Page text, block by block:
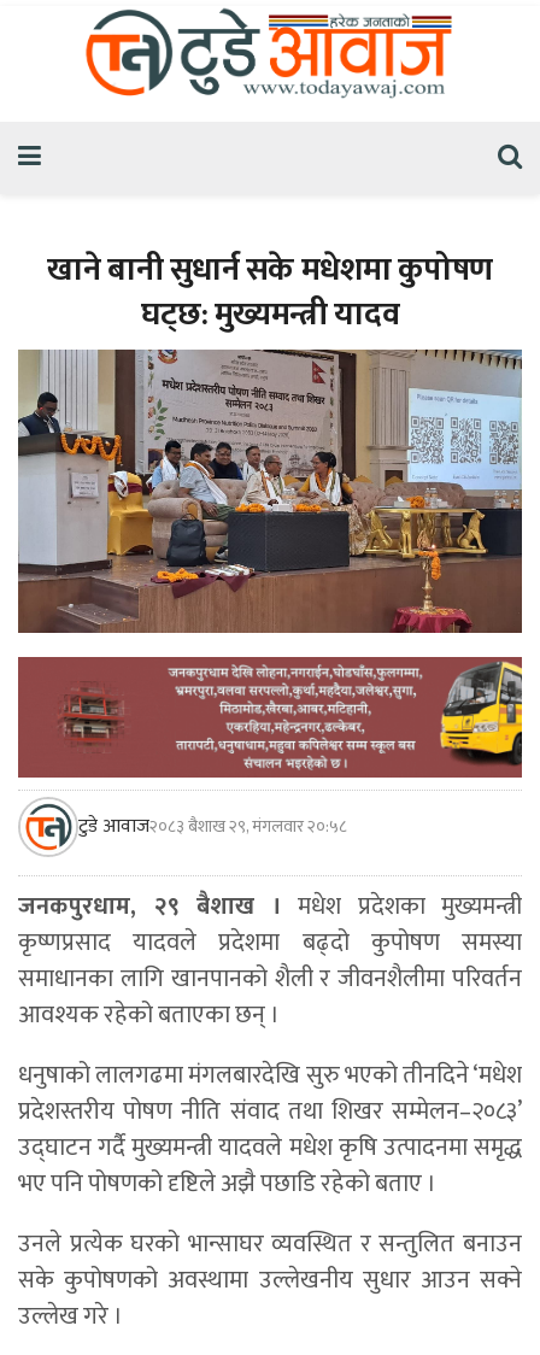
खाने बानी सुधार्न सके मधेशमा कुपोषण
घट्छ: मुख्यमन्त्री यादव
टुडे आवाज२०८३ बैशाख २९, मंगलवार २०:५८
जनकपुरधाम, २९ बैशाख । मधेश प्रदेशका मुख्यमन्त्री
कृष्णप्रसाद यादवले प्रदेशमा बढ्दो कुपोषण समस्या
समाधानका लागि खानपानको शैली र जीवनशैलीमा परिवर्तन
आवश्यक रहेको बताएका छन् ।
धनुषाको लालगढमा मंगलबारदेखि सुरु भएको तीनदिने ‘मधेश
प्रदेशस्तरीय पोषण नीति संवाद तथा शिखर सम्मेलन–२०८३’
उद्घाटन गर्दै मुख्यमन्त्री यादवले मधेश कृषि उत्पादनमा समृद्ध
भए पनि पोषणको दृष्टिले अझै पछाडि रहेको बताए ।
उनले प्रत्येक घरको भान्साघर व्यवस्थित र सन्तुलित बनाउन
सके कुपोषणको अवस्थामा उल्लेखनीय सुधार आउन सक्ने
उल्लेख गरे ।